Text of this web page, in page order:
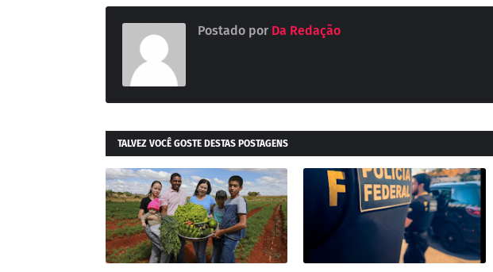
Postado por Da Redação
TALVEZ VOCÊ GOSTE DESTAS POSTAGENS